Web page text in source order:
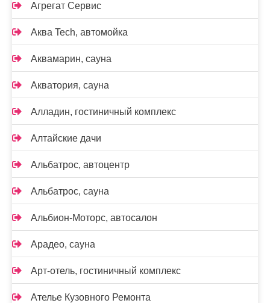
Агрегат Сервис
Аква Tech, автомойка
Аквамарин, сауна
Акватория, сауна
Алладин, гостиничный комплекс
Алтайские дачи
Альбатрос, автоцентр
Альбатрос, сауна
Альбион-Моторс, автосалон
Арадео, сауна
Арт-отель, гостиничный комплекс
Ателье Кузовного Ремонта